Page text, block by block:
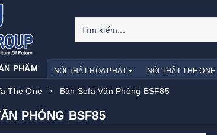
PHẨM NỘI THẤT HÒA PHÁT NỘI THẤT THE ONE
The One Bàn Sofa Văn Phòng BSF85
PHÒNG BSF85